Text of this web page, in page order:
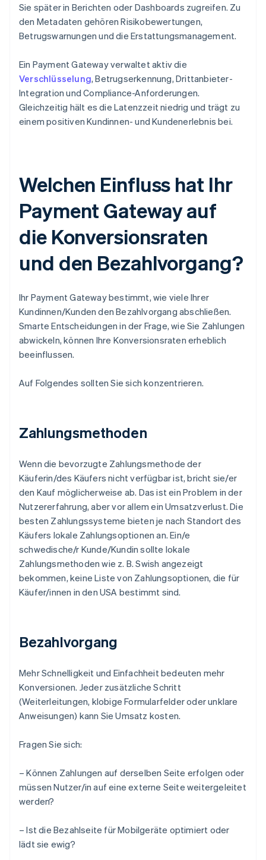
Sie später in Berichten oder Dashboards zugreifen. Zu
den Metadaten gehören Risikobewertungen,
Betrugswarnungen und die Erstattungsmanagement.
Ein Payment Gateway verwaltet aktiv die
Verschlüsselung, Betrugserkennung, Drittanbieter-
Integration und Compliance-Anforderungen.
Gleichzeitig hält es die Latenzzeit niedrig und trägt zu
einem positiven Kundinnen- und Kundenerlebnis bei.
Welchen Einfluss hat Ihr
Payment Gateway auf
die Konversionsraten
und den Bezahlvorgang?
Ihr Payment Gateway bestimmt, wie viele Ihrer
Kundinnen/Kunden den Bezahlvorgang abschließen.
Smarte Entscheidungen in der Frage, wie Sie Zahlungen
abwickeln, können Ihre Konversionsraten erheblich
beeinflussen.
Auf Folgendes sollten Sie sich konzentrieren.
Zahlungsmethoden
Wenn die bevorzugte Zahlungsmethode der
Käuferin/des Käufers nicht verfügbar ist, bricht sie/er
den Kauf möglicherweise ab. Das ist ein Problem in der
Nutzererfahrung, aber vor allem ein Umsatzverlust. Die
besten Zahlungssysteme bieten je nach Standort des
Käufers lokale Zahlungsoptionen an. Ein/e
schwedische/r Kunde/Kundin sollte lokale
Zahlungsmethoden wie z. B. Swish angezeigt
bekommen, keine Liste von Zahlungsoptionen, die für
Käufer/innen in den USA bestimmt sind.
Bezahlvorgang
Mehr Schnelligkeit und Einfachheit bedeuten mehr
Konversionen. Jeder zusätzliche Schritt
(Weiterleitungen, klobige Formularfelder oder unklare
Anweisungen) kann Sie Umsatz kosten.
Fragen Sie sich:
– Können Zahlungen auf derselben Seite erfolgen oder
müssen Nutzer/in auf eine externe Seite weitergeleitet
werden?
– Ist die Bezahlseite für Mobilgeräte optimiert oder
lädt sie ewig?